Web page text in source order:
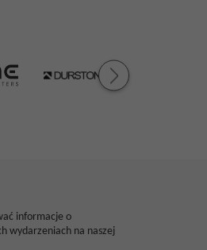
informacje o
wydarzeniach na naszej